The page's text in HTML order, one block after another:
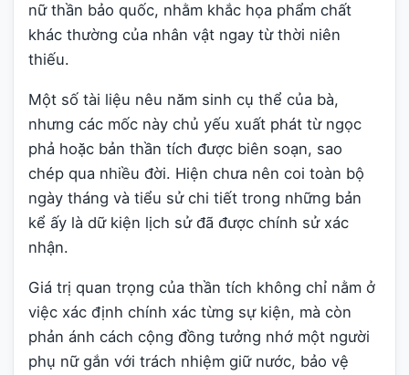
nữ thần bảo quốc, nhằm khắc họa phẩm chất
khác thường của nhân vật ngay từ thời niên
thiếu.
Một số tài liệu nêu năm sinh cụ thể của bà,
nhưng các mốc này chủ yếu xuất phát từ ngọc
phả hoặc bản thần tích được biên soạn, sao
chép qua nhiều đời. Hiện chưa nên coi toàn bộ
ngày tháng và tiểu sử chi tiết trong những bản
kể ấy là dữ kiện lịch sử đã được chính sử xác
nhận.
Giá trị quan trọng của thần tích không chỉ nằm ở
việc xác định chính xác từng sự kiện, mà còn
phản ánh cách cộng đồng tưởng nhớ một người
phụ nữ gắn với trách nhiệm giữ nước, bảo vệ